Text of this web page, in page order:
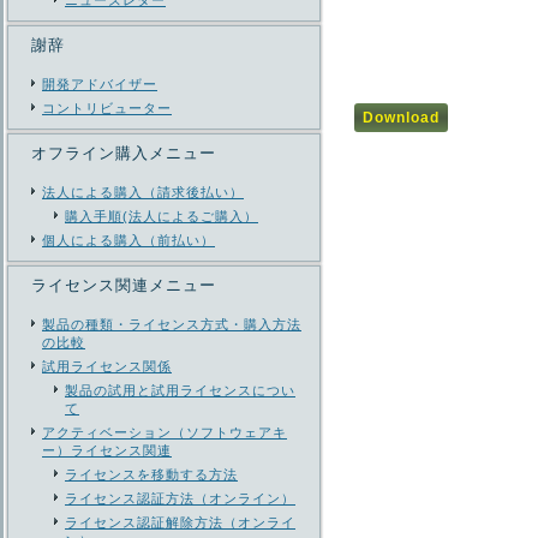
謝辞
開発アドバイザー
コントリビューター
オフライン購入メニュー
法人による購入（請求後払い）
購入手順(法人によるご購入）
個人による購入（前払い）
ライセンス関連メニュー
製品の種類・ライセンス方式・購入方法
の比較
試用ライセンス関係
製品の試用と試用ライセンスについ
て
アクティベーション（ソフトウェアキ
ー）ライセンス関連
ライセンスを移動する方法
ライセンス認証方法（オンライン）
ライセンス認証解除方法（オンライ